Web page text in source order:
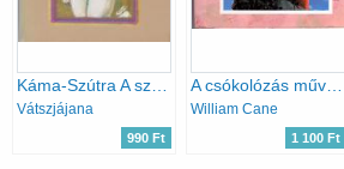
Vátszjájana
990 Ft
William Cane
1 100 Ft